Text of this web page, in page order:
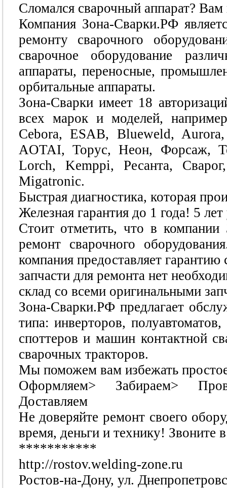
Сломался сварочный аппарат?
Компания Зона-Сварки.РФ
ремонту сварочного
сварочное оборудование
аппараты, переносные,
орбитальные аппараты.
Зона-Сварки имеет 18
всех марок и моделей,
Cebora, ESAB, Blueweld,
AOTAI, Торус, Неон, Форсаж,
Lorch, Kemppi, Ресанта,
Migatronic.
Быстрая диагностика, которая
Железная гарантия до 1 года! 5
Стоит отметить, что в
ремонт сварочного
компания предоставляет
запчасти для ремонта нет
склад со всеми оригинальными
Зона-Сварки.РФ предлагает
типа: инверторов,
споттеров и машин контактной
сварочных тракторов.
Мы поможем вам избежать
Оформляем> Забираем>
Доставляем
Не доверяйте ремонт своего
время, деньги и технику! Звоните
***********
http://rostov.welding-zone.ru
Ростов-на-Дону, ул.